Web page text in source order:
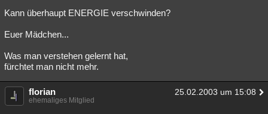
Natur Umfragen Unterhaltung
weitere Rubriken
Astronomie Helpdesk
Musik Clash Verbesserungen Allmystery English
Kann überhaupt ENERGIE verschwinden?
Euer Mädchen...
Was man verstehen gelernt hat,
fürchtet man nicht mehr.
florian 25.02.2003 um 15:08
ehemaliges Mitglied